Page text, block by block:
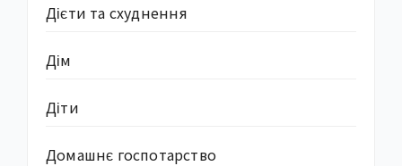
Дієти та схуднення
Дім
Діти
Домашнє госпотарство